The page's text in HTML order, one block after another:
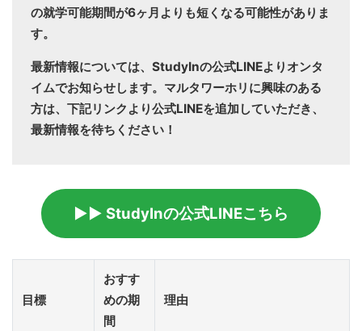
の就学可能期間が6ヶ月よりも短くなる可能性がありま
す。
最新情報については、StudyInの公式LINEよりオンタ
イムでお知らせします。マルタワーホリに興味のある
方は、下記リンクより公式LINEを追加していただき、
最新情報を待ちください！
▶▶ StudyInの公式LINEこちら
目標
おすす
めの期
間
理由